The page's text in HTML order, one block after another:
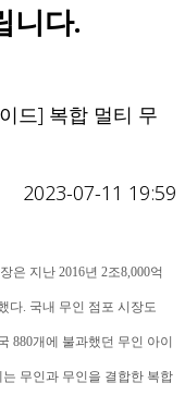
니다.
드] 복합 멀티 무
2023-07-11 19:59
은 지난 2016년 2조8,000억
다. 국내 무인 점포 시장도
880개에 불과했던 무인 아이
무인과 무인을 결합한 복합